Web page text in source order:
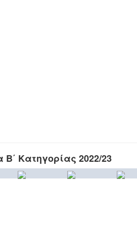
Κατηγορίας 2022/23